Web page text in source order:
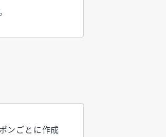
ンごとに作成